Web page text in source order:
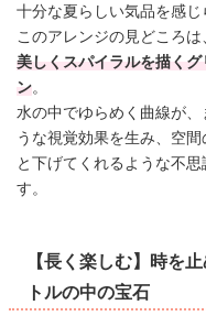
十分な夏らしい気品を感じ
このアレンジの見どころは
美しくスパイラルを描くグ
ン。
水の中でゆらめく曲線が、
うな視覚効果を生み、空
と下げてくれるような不思
す。
【長く楽しむ】時を
トルの中の宝石